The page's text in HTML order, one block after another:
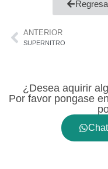
ANTERIOR
SUPERNITRO
¿Desea aquirir
Por favor pongase